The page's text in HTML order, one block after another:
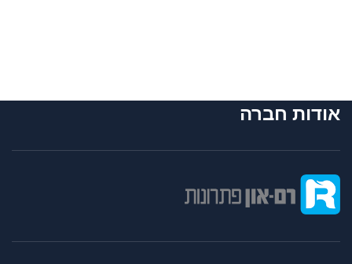
אודות חברה